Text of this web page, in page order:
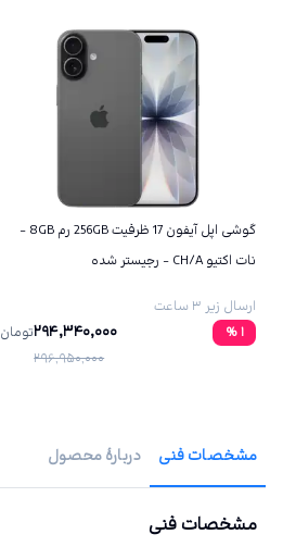
گوشی اپل آیفون 17 ظرفیت 256GB رم 8GB -
نات اکتیو CH/A - رجیستر شده
ارسال زیر ۳ ساعت
1
%
294,340,000
296,950,000
تومان
مشخصات فنی دربارهٔ محصول
مشخصات فنی